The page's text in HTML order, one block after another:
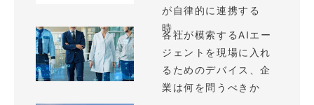
が自律的に連携する
時...
各社が模索するAIエー
ジェントを現場に入れ
るためのデバイス、企
業は何を問うべきか